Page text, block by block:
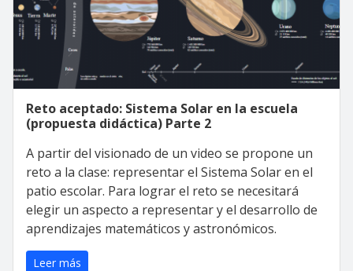
Reto aceptado: Sistema Solar en la escuela
(propuesta didáctica) Parte 2
A partir del visionado de un video se propone un
reto a la clase: representar el Sistema Solar en el
patio escolar. Para lograr el reto se necesitará
elegir un aspecto a representar y el desarrollo de
aprendizajes matemáticos y astronómicos.
Leer más